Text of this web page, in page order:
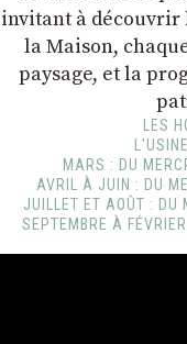
invitant à découvrir
la Maison,
paysage, et la
LES
MARS : DU
AVRIL À JUIN : DU
JUILLET ET AOÛT : DU
SEPTEMBRE À